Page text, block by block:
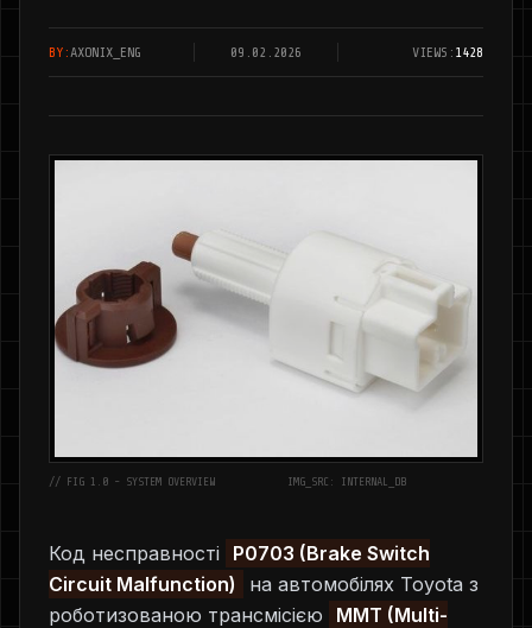
BY:AXONIX_ENG 09.02.2026 VIEWS: 1428
// FIG 1.0 - SYSTEM OVERVIEW IMG_SRC: INTERNAL_DB
Код несправності
P0703 (Brake Switch
Circuit Malfunction)
на автомобілях Toyota з
роботизованою трансмісією
MMT (Multi-